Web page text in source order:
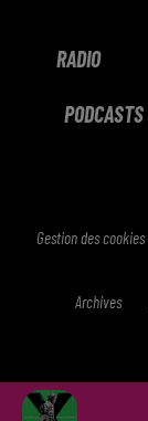
RADIO
PODCASTS
Gestion des cookies
Archives